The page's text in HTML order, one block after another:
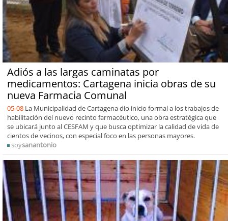
Adiós a las largas caminatas por
medicamentos: Cartagena inicia obras de su
nueva Farmacia Comunal
05-08 La Municipalidad de Cartagena dio inicio formal a los trabajos de
habilitación del nuevo recinto farmacéutico, una obra estratégica que
se ubicará junto al CESFAM y que busca optimizar la calidad de vida de
cientos de vecinos, con especial foco en las personas mayores.
soysanantonio